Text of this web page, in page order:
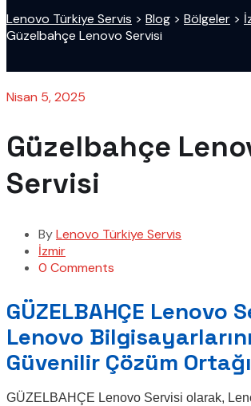
Lenovo Türkiye Servis > Blog > Bölgeler >
Güzelbahçe Lenovo Servisi
Nisan 5, 2025
Güzelbahçe
Servisi
ByLenovo Türkiye Servis
İzmir
0 Comments
GÜZELBAHÇE Lenovo
Lenovo
Güvenilir Çözüm
GÜZELBAHÇE Lenovo Servisi olarak,